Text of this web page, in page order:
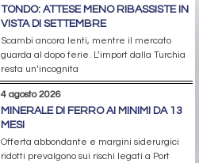
TONDO: ATTESE MENO RIBASSISTE IN
VISTA DI SETTEMBRE
Scambi ancora lenti, mentre il mercato
guarda al dopo ferie. L’import dalla Turchia
resta un’incognita
4 agosto 2026
MINERALE DI FERRO AI MINIMI DA 13
MESI
Offerta abbondante e margini siderurgici
ridotti prevalgono sui rischi legati a Port